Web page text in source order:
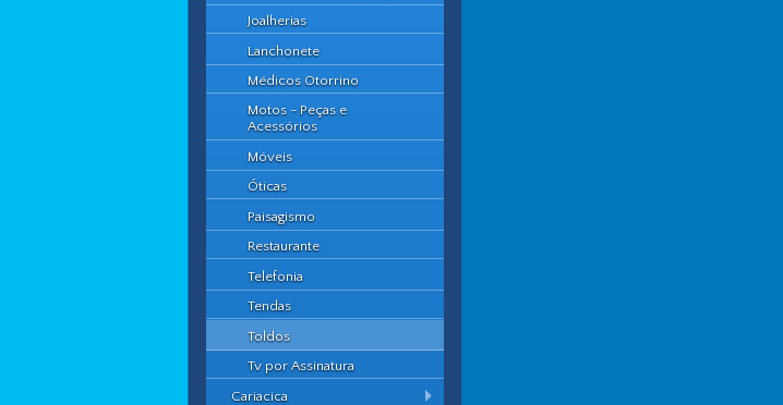
Joalherias
Lanchonete
Médicos Otorrino
Motos - Peças e
Acessórios
Móveis
Óticas
Paisagismo
Restaurante
Telefonia
Tendas
Toldos
Tv por Assinatura
Cariacica